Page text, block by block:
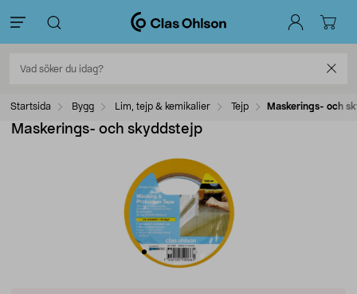
Startsida Bygg Lim, tejp & kemikalier Tejp Maskerings- och
Maskerings- och skyddstejp